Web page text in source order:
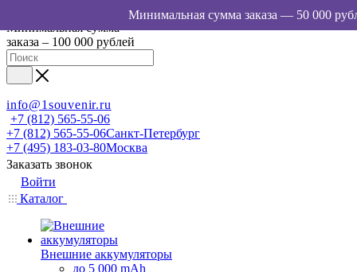
Минимальная сумма
заказа – 100 000 рублей
info@1souvenir.ru
+7 (812) 565-55-06
+7 (812) 565-55-06Санкт-Петербург
+7 (495) 183-03-80Москва
Заказать звонок
Войти
Каталог
Внешние аккумуляторы
до 5 000 mAh